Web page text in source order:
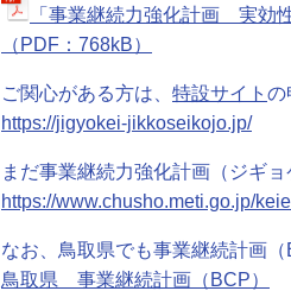
「事業継続力強化計画 実効
（PDF：768kB）
ご関心がある方は、 特設サイト の
https://jigyokei-jikkoseikojo.jp/
まだ事業継続力強化計画（ジギ
https://www.chusho.meti.go.jp/
なお、鳥取県でも事業継続計画
鳥取県 事業継続計画（BCP）